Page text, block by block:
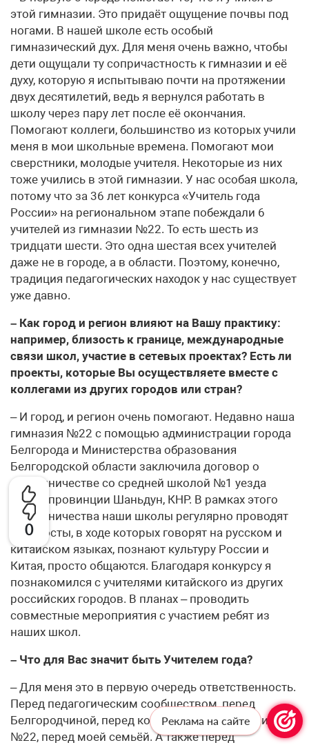
0
этой гимназии. Это придаёт ощущение почвы под
ногами. В нашей школе есть особый
гимназический дух. Для меня очень важно, чтобы
дети ощущали ту сопричастность к гимназии и её
духу, которую я испытываю почти на протяжении
двух десятилетий, ведь я вернулся работать в
школу через пару лет после её окончания.
Помогают коллеги, большинство из которых учили
меня в мои школьные времена. Помогают мои
сверстники, молодые учителя. Некоторые из них
тоже учились в этой гимназии. У нас особая школа,
потому что за 36 лет конкурса «Учитель года
России» на региональном этапе побеждали 6
учителей из гимназии №22. То есть шесть из
тридцати шести. Это одна шестая всех учителей
даже не в городе, а в области. Поэтому, конечно,
традиция педагогических находок у нас существует
уже давно.
– Как город и регион влияют на Вашу практику:
например, близость к границе, международные
связи школ, участие в сетевых проектах? Есть ли
проекты, которые Вы осуществляете вместе с
коллегами из других городов или стран?
– И город, и регион очень помогают. Недавно наша
гимназия №22 с помощью администрации города
Белгорода и Министерства образования
Белгородской области заключила договор о
сотрудничестве со средней школой №1 уезда
Линьи провинции Шаньдун, КНР. В рамках этого
сотрудничества наши школы регулярно проводят
телемосты, в ходе которых говорят на русском и
китайском языках, познают культуру России и
Китая, просто общаются. Благодаря конкурсу я
познакомился с учителями китайского из других
российских городов. В планах – проводить
совместные мероприятия с участием ребят из
наших школ.
– Что для Вас значит быть Учителем года?
– Для меня это в первую очередь ответственность.
Перед педагогическим сообществом, перед
Белгородчиной, перед коллективом гимназии
№22, перед моей семьёй. А также перед
Реклама на сайте